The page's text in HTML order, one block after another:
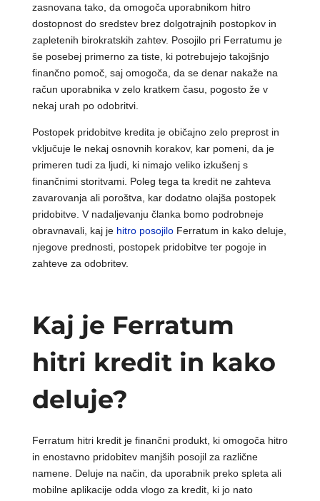
zasnovana tako, da omogoča uporabnikom hitro
dostopnost do sredstev brez dolgotrajnih postopkov in
zapletenih birokratskih zahtev. Posojilo pri Ferratumu je
še posebej primerno za tiste, ki potrebujejo takojšnjo
finančno pomoč, saj omogoča, da se denar nakaže na
račun uporabnika v zelo kratkem času, pogosto že v
nekaj urah po odobritvi.
Postopek pridobitve kredita je običajno zelo preprost in
vključuje le nekaj osnovnih korakov, kar pomeni, da je
primeren tudi za ljudi, ki nimajo veliko izkušenj s
finančnimi storitvami. Poleg tega ta kredit ne zahteva
zavarovanja ali poroštva, kar dodatno olajša postopek
pridobitve. V nadaljevanju članka bomo podrobneje
obravnavali, kaj je hitro posojiloFerratum in kako deluje,
njegove prednosti, postopek pridobitve ter pogoje in
zahteve za odobritev.
Kaj je Ferratum
hitri kredit in kako
deluje?
Ferratum hitri kredit je finančni produkt, ki omogoča hitro
in enostavno pridobitev manjših posojil za različne
namene. Deluje na način, da uporabnik preko spleta ali
mobilne aplikacije odda vlogo za kredit, ki jo nato